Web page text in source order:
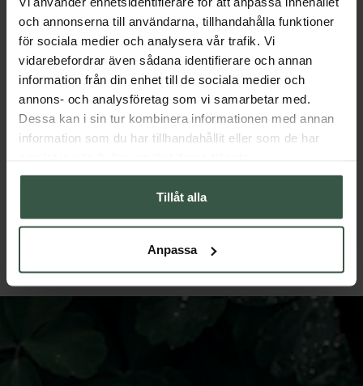
och annonserna till användarna, tillhandahålla funktioner
för sociala medier och analysera vår trafik. Vi
vidarebefordrar även sådana identifierare och annan
information från din enhet till de sociala medier och
annons- och analysföretag som vi samarbetar med.
Dessa kan i sin tur kombinera informationen med annan
information som du har tillhandahållit eller som de har
Tillåt alla
Anpassa
398 kr 498 kr
LÄGG I VARUKORGEN
498 kr 598 kr